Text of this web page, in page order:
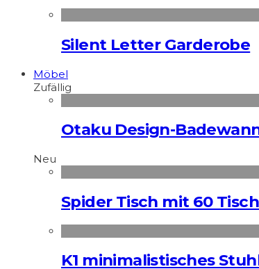
Silent Letter Garderobe
Möbel
Zufällig
Otaku Design-
Neu
Spider Tisch mit 60
K1 minimalistisches